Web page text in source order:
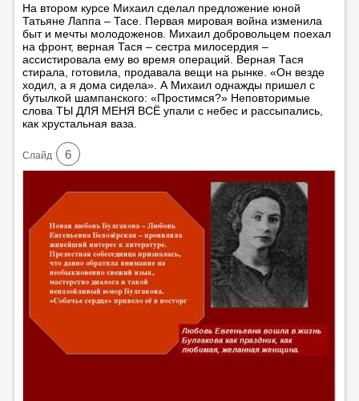
На втором курсе Михаил сделал предложение юной
Татьяне Лаппа – Тасе. Первая мировая война изменила
быт и мечты молодоженов. Михаил добровольцем поехал
на фронт, верная Тася – сестра милосердия –
ассистировала ему во время операций. Верная Тася
стирала, готовила, продавала вещи на рынке. «Он везде
ходил, а я дома сидела». А Михаил однажды пришел с
бутылкой шампанского: «Простимся?» Неповторимые
слова ТЫ ДЛЯ МЕНЯ ВСЁ упали с небес и рассыпались,
как хрустальная ваза.
Cлайд 6